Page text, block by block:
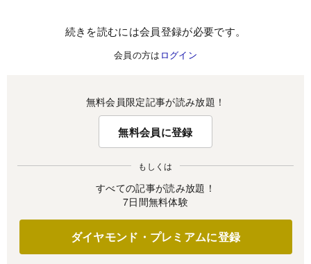
続きを読むには会員登録が必要です。
会員の方は ログイン
無料会員限定記事が読み放題！
無料会員に登録
もしくは
すべての記事が読み放題！
7日間無料体験
ダイヤモンド・プレミアムに登録